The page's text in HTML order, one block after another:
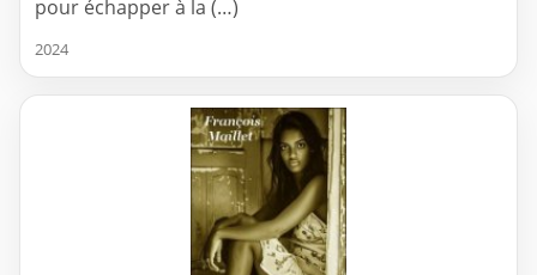
pour échapper à la (…)
2024